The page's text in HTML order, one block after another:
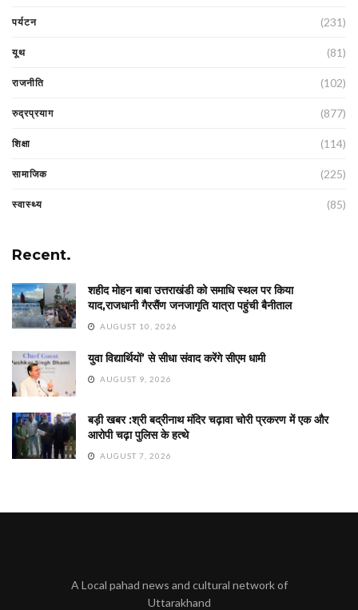
पर्यटन (231)
यूथ (81)
राजनीति (102)
रुद्रप्रयाग (877)
शिक्षा (114)
सामाजिक (225)
स्वास्थ्य (85)
Recent.
शहीद मोहन बाबा उत्तराखंडी को समाधि स्थल पर किया
याद,राजधानी गैरसैंण जनजागृति यात्रा पहुंची बैनीताल
AUGUST 10, 2026
युवा विद्यार्थियों’ से सीधा संवाद करेंगे सीएम धामी
AUGUST 9, 2026
बड़ी खबर :श्री बद्रीनाथ मंदिर चढ़ावा चोरी प्रकरण में एक और
आरोपी चढ़ा पुलिस के हत्थे
AUGUST 7, 2026
A Local pahad news and cultural network of
Uttarakhand